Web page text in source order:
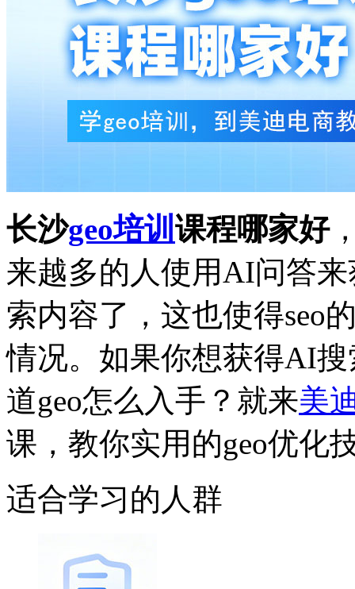
长沙geo培训 课程哪家好
来越多的人使用AI问答
索内容了，这也使得seo
情况。如果你想获得AI
道geo怎么入手？就来美
课，教你实用的geo优化
适合学习的人群